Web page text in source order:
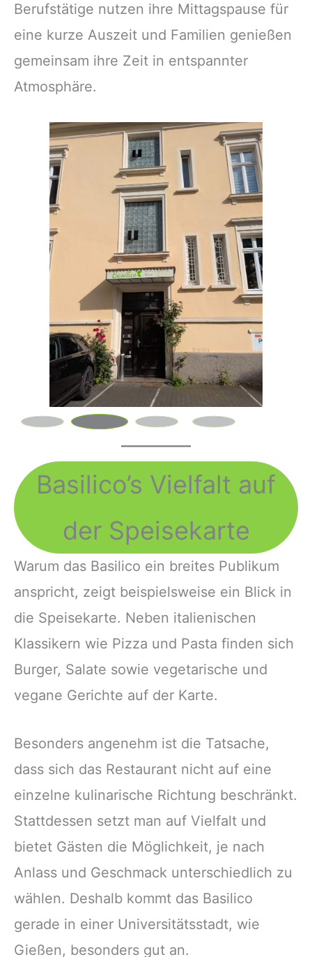
Berufstätige nutzen ihre Mittagspause für
eine kurze Auszeit und Familien genießen
gemeinsam ihre Zeit in entspannter
Atmosphäre.
Basilico’s Vielfalt auf
der Speisekarte
Warum das Basilico ein breites Publikum
anspricht, zeigt beispielsweise ein Blick in
die Speisekarte. Neben italienischen
Klassikern wie Pizza und Pasta finden sich
Burger, Salate sowie vegetarische und
vegane Gerichte auf der Karte.
Besonders angenehm ist die Tatsache,
dass sich das Restaurant nicht auf eine
einzelne kulinarische Richtung beschränkt.
Stattdessen setzt man auf Vielfalt und
bietet Gästen die Möglichkeit, je nach
Anlass und Geschmack unterschiedlich zu
wählen. Deshalb kommt das Basilico
gerade in einer Universitätsstadt, wie
Gießen, besonders gut an.